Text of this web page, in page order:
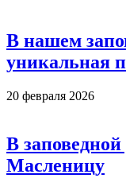
В нашем
уникальная
20 февраля 2026
В
Масленицу